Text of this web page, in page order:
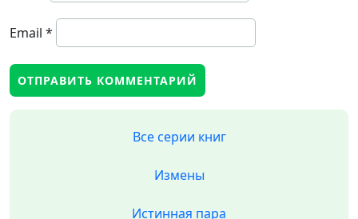
Email *
Все серии книг
Измены
Истинная пара